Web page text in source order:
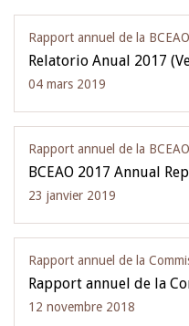
Rapport annuel de la BCEAO
Relatorio Anual 2017
04 mars 2019
Rapport annuel de la BCEAO
BCEAO 2017 Annual
23 janvier 2019
Rapport annuel de la
Rapport annuel de la
12 novembre 2018